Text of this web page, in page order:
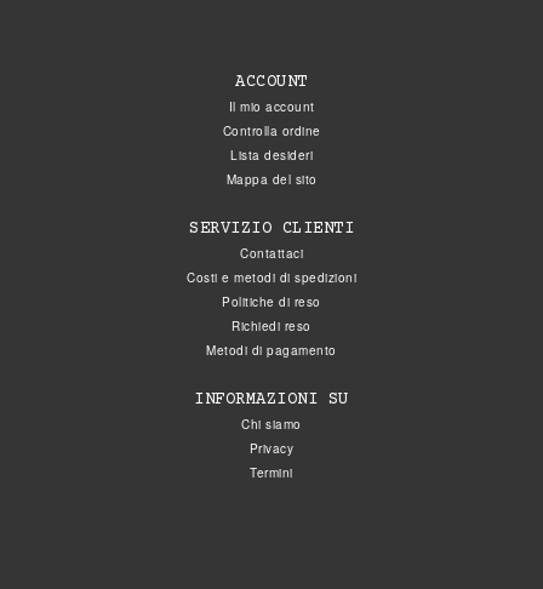
ACCOUNT
Il mio account
Controlla ordine
Lista desideri
Mappa del sito
SERVIZIO CLIENTI
Contattaci
Costi e metodi di spedizioni
Politiche di reso
Richiedi reso
Metodi di pagamento
INFORMAZIONI SU
Chi siamo
Privacy
Termini